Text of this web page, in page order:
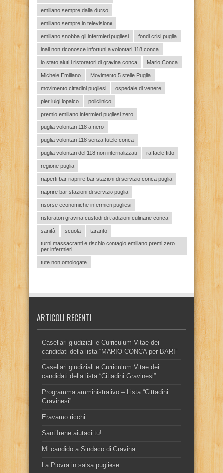
emiliano sempre dalla durso
emiliano sempre in televisione
emiliano snobba gli infermieri pugliesi fondi crisi puglia
inail non riconosce infortuni a volontari 118 conca
lo stato aiuti i ristoratori di gravina conca Mario Conca
Michele Emiliano Movimento 5 stelle Puglia
movimento cittadini pugliesi ospedale di venere
pier luigi lopalco policlinico
premio emiliano infermieri pugliesi zero
puglia volontari 118 a nero
puglia volontari 118 senza tutele conca
puglia volontari del 118 non internalizzati raffaele fitto
regione puglia
riaperti bar riaprire bar stazioni di servizio conca puglia
riaprire bar stazioni di servizio puglia
risorse economiche infermieri pugliesi
ristoratori gravina custodi di tradizioni culinarie conca
sanità scuola taranto
turni massacranti e rischio contagio emiliano premi zero
per infermieri
tute non omologate
ARTICOLI RECENTI
Casellari giudiziali e Curriculum Vitae dei
candidati della lista “MARIO CONCA per BARI”
Casellari giudiziali e Curriculum Vitae dei
candidati della lista “Cittadini Gravinesi”
Programma amministrativo – Lista “Cittadini
Gravinesi”
Eravamo ricchi
Sant’Irene aiutaci tu!
Mi candido a Sindaco di Gravina
La Piovra in salsa pugliese